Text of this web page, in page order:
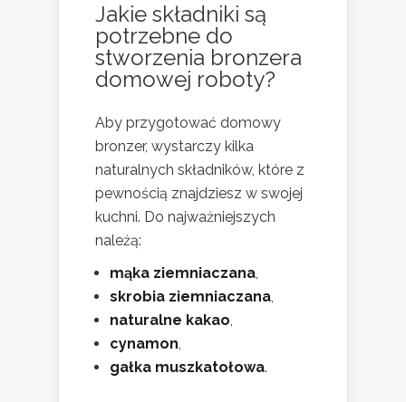
Jakie składniki są
potrzebne do
stworzenia bronzera
domowej roboty?
Aby przygotować domowy
bronzer, wystarczy kilka
naturalnych składników, które z
pewnością znajdziesz w swojej
kuchni. Do najważniejszych
należą:
mąka ziemniaczana,
skrobia ziemniaczana,
naturalne kakao,
cynamon,
gałka muszkatołowa.